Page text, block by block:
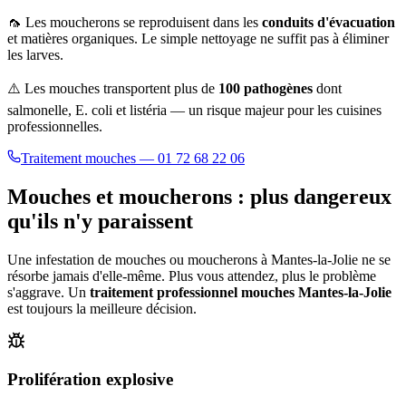
🦟 Les moucherons se reproduisent dans les conduits d'évacuation
et matières organiques. Le simple nettoyage ne suffit pas à éliminer
les larves.
⚠️ Les mouches transportent plus de 100 pathogènes dont
salmonelle, E. coli et listéria — un risque majeur pour les cuisines
professionnelles.
Traitement mouches — 01 72 68 22 06
Mouches et moucherons : plus dangereux
qu'ils n'y paraissent
Une infestation de mouches ou moucherons à Mantes-la-Jolie ne se
résorbe jamais d'elle-même. Plus vous attendez, plus le problème
s'aggrave. Un traitement professionnel mouches Mantes-la-Jolie
est toujours la meilleure décision.
Prolifération explosive